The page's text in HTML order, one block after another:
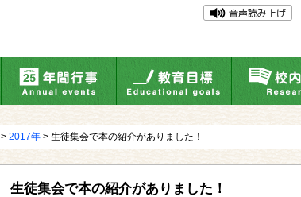
> 2017年 > 生徒集会で本の紹介がありました！
生徒集会で本の紹介がありました！